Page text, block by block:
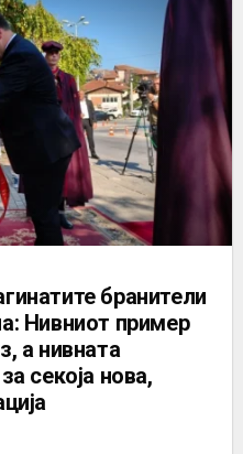
бранители
Нивниот пример
а нивната
секоја нова,